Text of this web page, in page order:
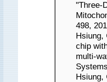
"Three-
498,
Hsiung,
chip
multi-
Hsiung,